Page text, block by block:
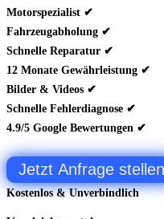
Motorspezialist ✔
Fahrzeugabholung ✔
Schnelle Reparatur ✔
12 Monate Gewährleistung ✔
Bilder & Videos ✔
Schnelle Fehlerdiagnose ✔
4.9/5 Google Bewertungen ✔
Jetzt Anfrage stellen
Kostenlos & Unverbindlich